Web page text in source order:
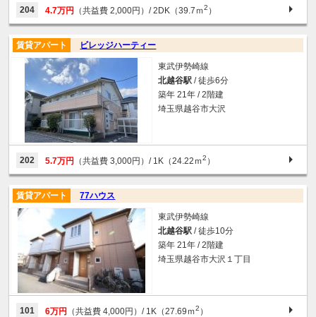
204 4.7万円 （共益費 2,000円）/ 2DK（39.7ｍ2 ）
ビレッジハーティー
賃貸アパート
東武伊勢崎線
北越谷駅 / 徒歩6分
築年 21年 / 2階建
埼玉県越谷市大沢
202 5.7万円 （共益費 3,000円）/ 1K（24.22ｍ2 ）
77ハウス
賃貸アパート
東武伊勢崎線
北越谷駅 / 徒歩10分
築年 21年 / 2階建
埼玉県越谷市大沢１丁目
101 6万円 （共益費 4,000円）/ 1K（27.69ｍ2 ）